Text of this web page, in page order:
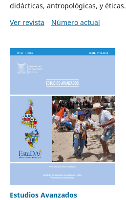
didácticas, antropológicas, y éticas.
Ver revista
Número actual
Estudios Avanzados